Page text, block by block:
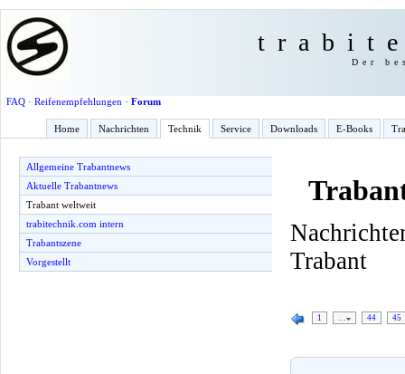
Der
FAQ· Reifenempfehlungen · Forum
Home Nachrichten Technik Service Downloads E-Books
Allgemeine Trabantnews
Aktuelle Trabantnews
Trabant weltweit
trabitechnik.com intern
Trabantszene
Vorgestellt
Trabant
1 44 45